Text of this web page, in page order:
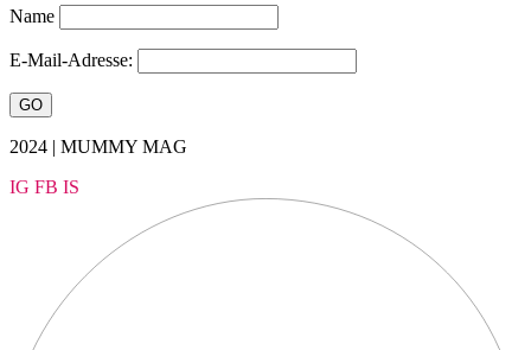
Name
E-Mail-Adresse:
2024 | MUMMY MAG
IG FB IS